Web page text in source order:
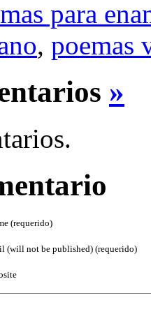
para
, poemas
»
(requerido)
(will not be published) (requerido)